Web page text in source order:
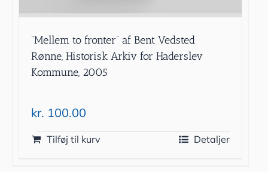
”Mellem to fronter” af Bent Vedsted
Rønne, Historisk Arkiv for Haderslev
Kommune, 2005
kr. 100.00
Tilføj til kurv Detaljer